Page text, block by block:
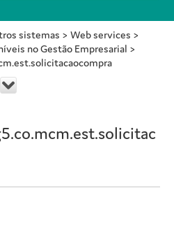
sistemas > Web services >
no Gestão Empresarial >